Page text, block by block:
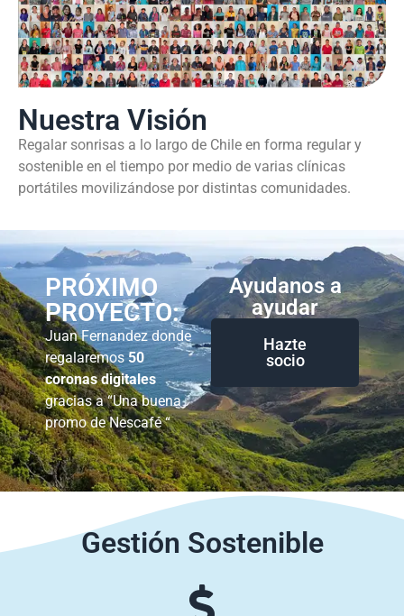
Nuestra Visión
Regalar sonrisas a lo largo de Chile en forma regular y
sostenible en el tiempo por medio de varias clínicas
portátiles movilizándose por distintas comunidades.
PRÓXIMO
PROYECTO:
Juan Fernandez donde
regalaremos 50
coronas digitales
gracias a “Una buena
promo de Nescafé “
Ayudanos a
ayudar
Hazte
socio
Gestión Sostenible